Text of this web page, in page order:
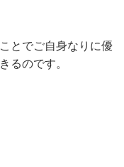
とでご自身なりに優
るのです。